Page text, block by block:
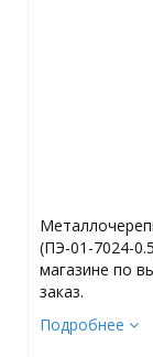
(ПЭ-01-7024-
магазине по
заказ.
Подробнее